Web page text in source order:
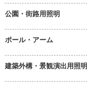
公園・街路用照明
ポール・アーム
建築外構・景観演出用照明